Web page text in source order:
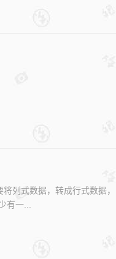
列式数据，转成行式数据，
有一...